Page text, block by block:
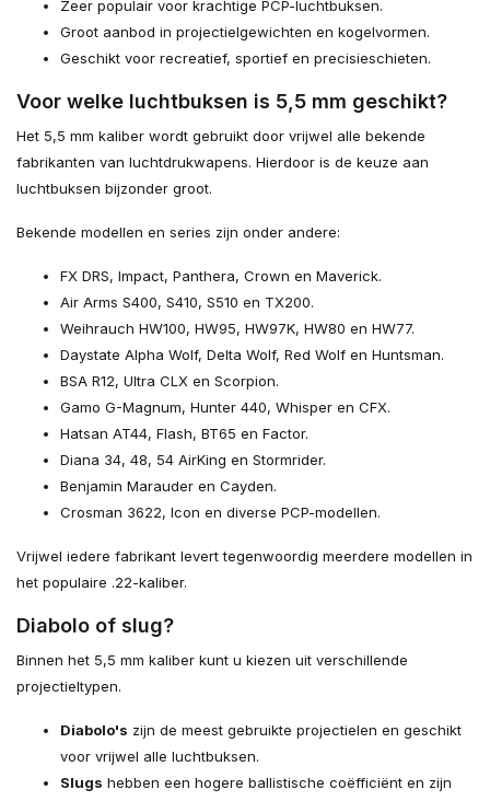
Zeer populair voor krachtige PCP-luchtbuksen.
Groot aanbod in projectielgewichten en kogelvormen.
Geschikt voor recreatief, sportief en precisieschieten.
Voor welke luchtbuksen is 5,5 mm geschikt?
Het 5,5 mm kaliber wordt gebruikt door vrijwel alle bekende
fabrikanten van luchtdrukwapens. Hierdoor is de keuze aan
luchtbuksen bijzonder groot.
Bekende modellen en series zijn onder andere:
FX DRS, Impact, Panthera, Crown en Maverick.
Air Arms S400, S410, S510 en TX200.
Weihrauch HW100, HW95, HW97K, HW80 en HW77.
Daystate Alpha Wolf, Delta Wolf, Red Wolf en Huntsman.
BSA R12, Ultra CLX en Scorpion.
Gamo G-Magnum, Hunter 440, Whisper en CFX.
Hatsan AT44, Flash, BT65 en Factor.
Diana 34, 48, 54 AirKing en Stormrider.
Benjamin Marauder en Cayden.
Crosman 3622, Icon en diverse PCP-modellen.
Vrijwel iedere fabrikant levert tegenwoordig meerdere modellen in
het populaire .22-kaliber.
Diabolo of slug?
Binnen het 5,5 mm kaliber kunt u kiezen uit verschillende
projectieltypen.
Diabolo's zijn de meest gebruikte projectielen en geschikt
voor vrijwel alle luchtbuksen.
Slugs hebben een hogere ballistische coëfficiënt en zijn